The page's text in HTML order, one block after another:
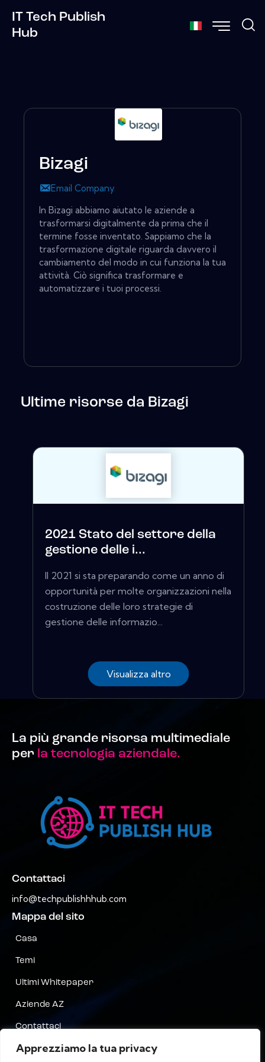
Apprezziamo la tua privacy
IT Tech Publish
Hub
Bizagi
Email Company
In Bizagi abbiamo aiutato le aziende a
trasformarsi digitalmente da prima che il
termine fosse inventato. Sappiamo che la
trasformazione digitale riguarda davvero il
cambiamento del modo in cui funziona la tua
attività. Ciò significa trasformare e
automatizzare i tuoi processi.
Ultime risorse da Bizagi
2021 Stato del settore della
gestione delle i...
Il 2021 si sta preparando come un anno di
opportunità per molte organizzazioni nella
costruzione delle loro strategie di
gestione delle informazio...
Visualizza altro
La più grande risorsa multimediale
per la tecnologia aziendale.
Contattaci
info@techpublishhhub.com
Mappa del sito
Casa
Temi
Ultimi Whitepaper
Aziende AZ
Contattaci
Riservatezza